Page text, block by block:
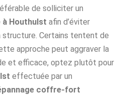
de solliciter un
Houthulst afin d’éviter
structure. Certains tentent de
approche peut aggraver la
et efficace, optez plutôt pour
effectuée par un
coffre-fort